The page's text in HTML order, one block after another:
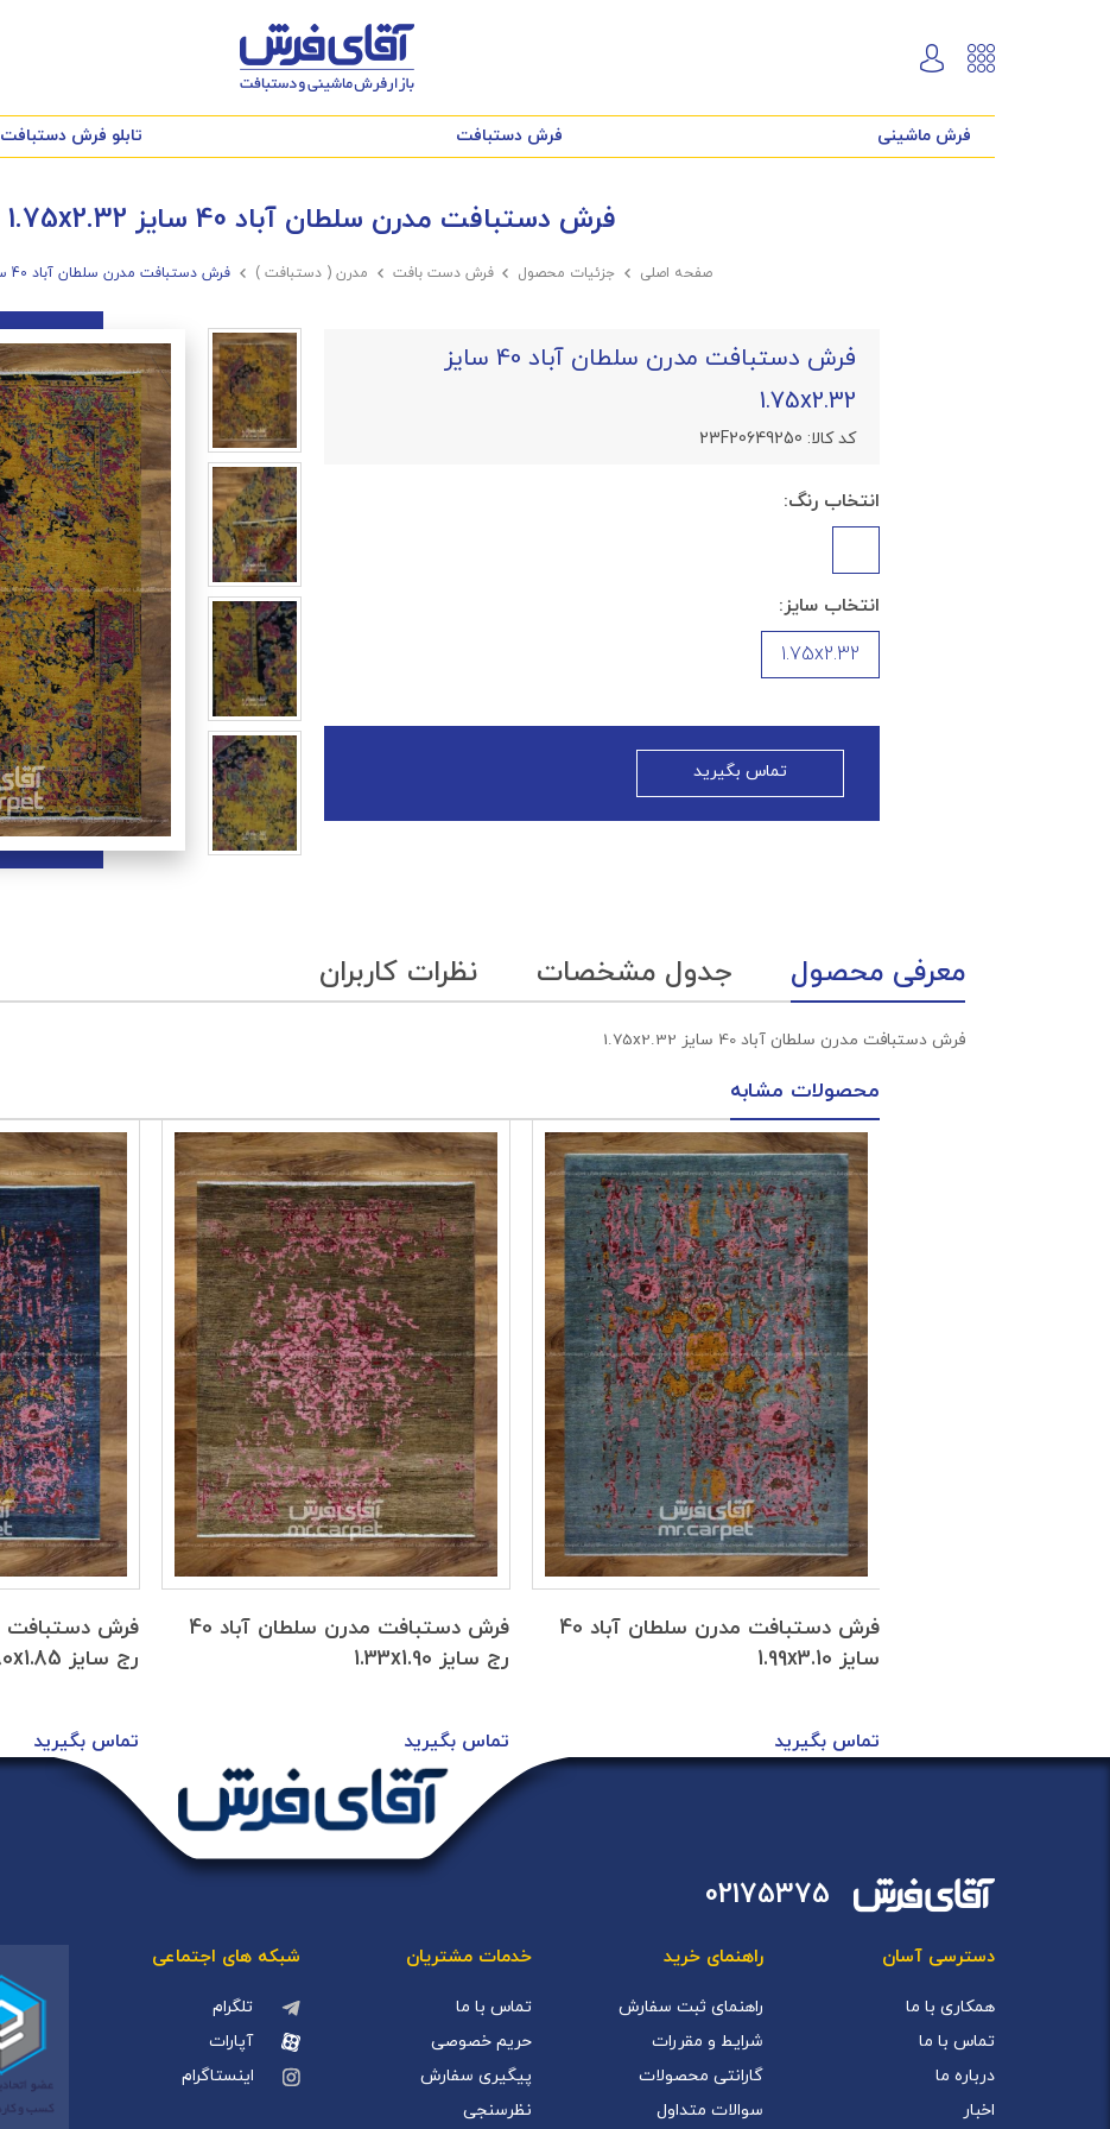
فرش ماشینی فرش دستبافت تابلو فرش دستبافت
فرش دستبافت مدرن سلطان آباد 40 سایز 1.75x2.32
صفحه اصلی  جزئیات محصول  فرش دست بافت  مدرن ( دستبافت )  فرش دستبافت مدرن سلطان آباد 40 سایز 1.75x2.32
فرش دستبافت مدرن سلطان آباد 40 سایز
1.75x2.32
کد کالا: 23F20649250
انتخاب رنگ:
انتخاب سایز:
1.75x2.32
تماس بگیرید
معرفی محصول جدول مشخصات نظرات کاربران
فرش دستبافت مدرن سلطان آباد 40 سایز 1.75x2.32
محصولات مشابه
فرش دستبافت مدرن سلطان آباد 40
سایز 1.99x3.10
تماس بگیرید
فرش دستبافت مدرن سلطان آباد 40
رج سایز 1.33x1.90
تماس بگیرید
رج سایز 2.80x1.85
تماس بگیرید
02175375
دسترسی آسان
همکاری با ما
تماس با ما
درباره ما
اخبار
راهنمای خرید
راهنمای ثبت سفارش
شرایط و مقررات
گارانتی محصولات
سوالات متداول
خدمات مشتریان
تماس با ما
حریم خصوصی
پیگیری سفارش
نظرسنجی
شبکه های اجتماعی
تلگرام
آپارات
اینستاگرام